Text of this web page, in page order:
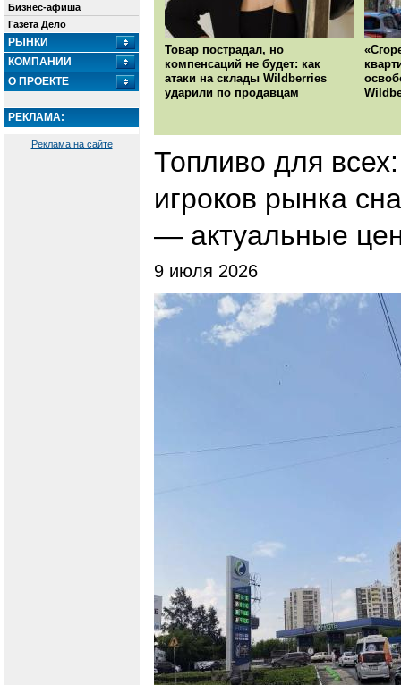
Бизнес-афиша
Газета Дело
РЫНКИ
КОМПАНИИ
О ПРОЕКТЕ
РЕКЛАМА:
Реклама на сайте
Товар пострадал, но
компенсаций не будет: как
атаки на склады Wildberries
ударили по продавцам
Топливо для
игроков рынка
— актуальные
9 июля 2026